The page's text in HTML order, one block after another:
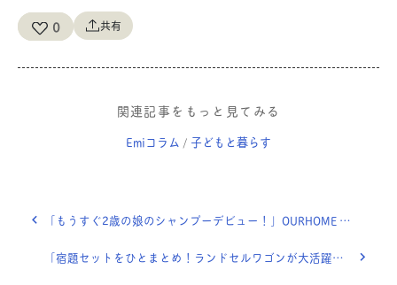
0 共有
関連記事をもっと見てみる
Emiコラム / 子どもと暮らす
「もうすぐ2歳の娘のシャンプーデビュー！」OURHOME WEB LETTER
「宿題セットをひとまとめ！ランドセルワゴンが大活躍〜◎」OURHOME WEB LETTER